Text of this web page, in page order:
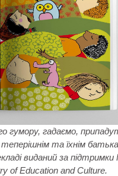
гумору, гадаємо,
та їхнім
виданий за пiдтримки
of Education and Culture.